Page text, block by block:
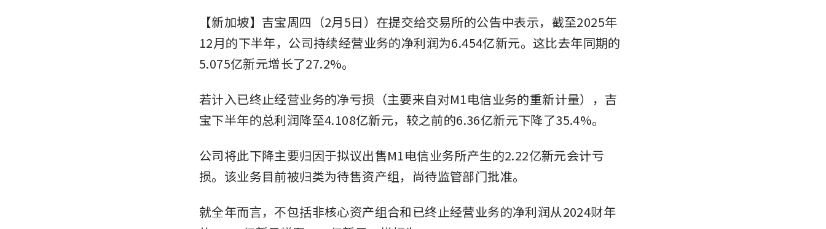
【新加坡】吉宝周四（2月5日）在提交给交易所的公告中表示，截至2025年
12月的下半年，公司持续经营业务的净利润为6.454亿新元。这比去年同期的
5.075亿新元增长了27.2%。
若计入已终止经营业务的净亏损（主要来自对M1电信业务的重新计量），吉
宝下半年的总利润降至4.108亿新元，较之前的6.36亿新元下降了35.4%。
公司将此下降主要归因于拟议出售M1电信业务所产生的2.22亿新元会计亏
损。该业务目前被归类为待售资产组，尚待监管部门批准。
就全年而言，不包括非核心资产组合和已终止经营业务的净利润从2024财年